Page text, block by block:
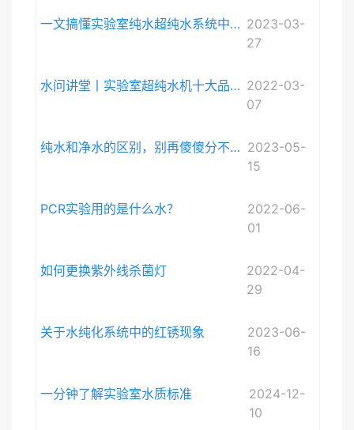
一文搞懂实验室纯水超纯水系统中电导率与电阻率的关系 2023-03-
27
水问讲堂丨实验室超纯水机十大品牌排序和详细介绍 2022-03-
07
纯水和净水的区别，别再傻傻分不清啦。 2023-05-
15
PCR实验用的是什么水？
2022-06-
01
如何更换紫外线杀菌灯
2022-04-
29
关于水纯化系统中的红锈现象
2023-06-
16
一分钟了解实验室水质标准
2024-12-
10